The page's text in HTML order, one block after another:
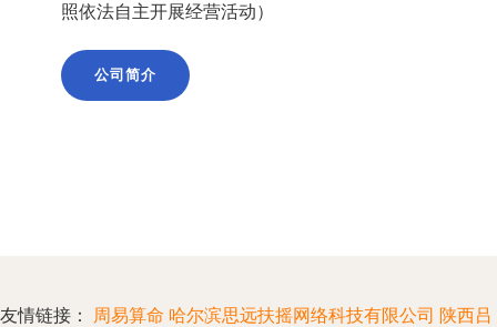
照依法自主开展经营活动）
公司简介
友情链接： 周易算命 哈尔滨思远扶摇网络科技有限公司 陕西吕